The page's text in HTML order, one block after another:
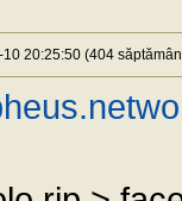
10 20:25:50 (404